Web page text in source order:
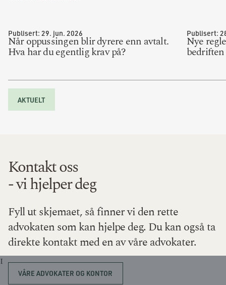
Publisert: 29. jun. 2026
Når oppussingen blir dyrere enn avtalt.
Hva har du egentlig krav på?
Publisert:
Nye
AKTUELT
Kontakt oss
- vi hjelper deg
Fyll ut skjemaet, så finner vi den rette
advokaten som kan hjelpe deg. Du kan også ta
direkte kontakt med en av våre advokater.
VÅRE ADVOKATER OG KONTOR
I